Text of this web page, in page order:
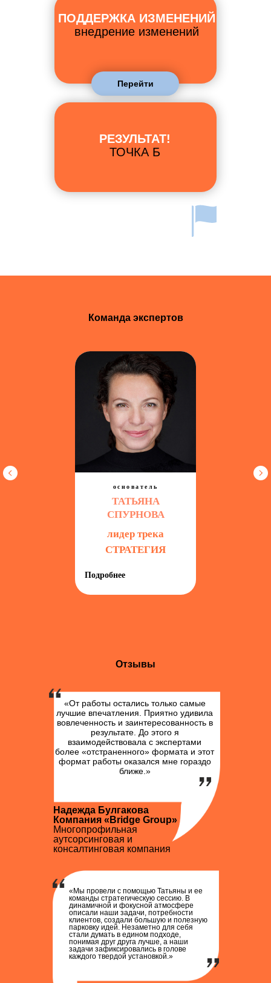
Перейти
ПОДДЕРЖКА ИЗМЕНЕНИЙ
внедрение изменений
РЕЗУЛЬТАТ!
ТОЧКА Б
Команда экспертов
основатель
ТАТЬЯНА
СПУРНОВА
лидер трека
СТРАТЕГИЯ
Подробнее
«От работы остались только самые
лучшие впечатления. Приятно удивила
вовлеченность и заинтересованность в
результате. До этого я
взаимодействовала с экспертами
более «отстраненного» формата и этот
формат работы оказался мне гораздо
ближе.»
Надежда Булгакова
Компания «Bridge Group»
Многопрофильная
аутсорсинговая и
консалтинговая компания
Отзывы
«Мы провели с помощью Татьяны и ее
команды стратегическую сессию. В
динамичной и фокусной атмосфере
описали наши задачи, потребности
клиентов, создали большую и полезную
парковку идей. Незаметно для себя
стали думать в едином подходе,
понимая друг друга лучше, а наши
задачи зафиксировались в голове
каждого твердой установкой.»